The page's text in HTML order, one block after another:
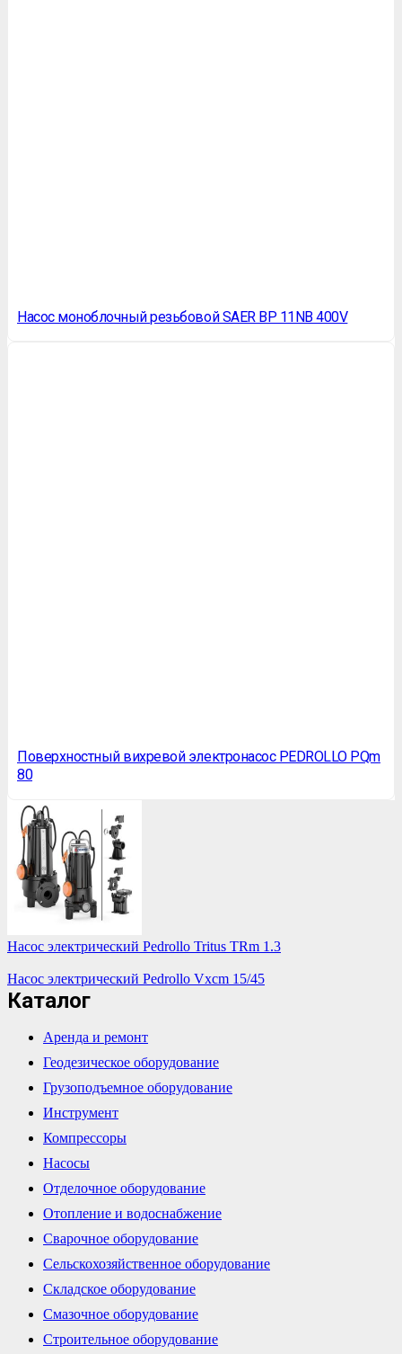
Насос моноблочный резьбовой SAER BP 11NB 400V
Поверхностный вихревой электронасос PEDROLLO PQm
80
Насос электрический Pedrollo Tritus TRm 1.3
Насос электрический Pedrollo Vxcm 15/45
Каталог
Аренда и ремонт
Геодезическое оборудование
Грузоподъемное оборудование
Инструмент
Компрессоры
Насосы
Отделочное оборудование
Отопление и водоснабжение
Сварочное оборудование
Сельскохозяйственное оборудование
Складское оборудование
Смазочное оборудование
Строительное оборудование